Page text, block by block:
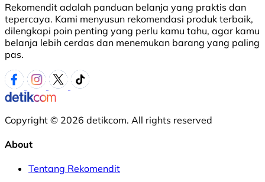
Rekomendit adalah panduan belanja yang praktis dan
tepercaya. Kami menyusun rekomendasi produk terbaik,
dilengkapi poin penting yang perlu kamu tahu, agar kamu
belanja lebih cerdas dan menemukan barang yang paling
pas.
Copyright © 2026 detikcom. All rights reserved
About
Tentang Rekomendit